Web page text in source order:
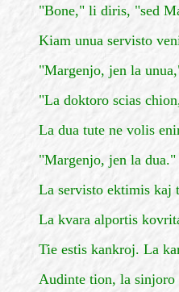
"Bone," li diris, "sed
Kiam unua servisto
"Margenjo, jen la
"La doktoro scias
La dua tute ne volis
"Margenjo, jen la dua."
La servisto ektimis kaj
La kvara alportis
Tie estis kankroj. La
Audinte tion, la sinjoro